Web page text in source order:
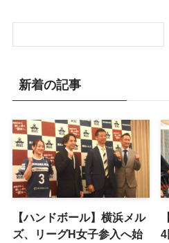
新着の記事
【ハンドボール】横浜メル
ズ、リーグH女子参入へ始